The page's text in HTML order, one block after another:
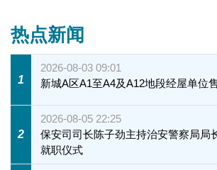
热点新闻
1
2026-08-03 09:01
新城A区A1至A4及A12地段经屋单位
2
2026-08-05 22:25
保安司司长陈子劲主持治安警察局局
就职仪式